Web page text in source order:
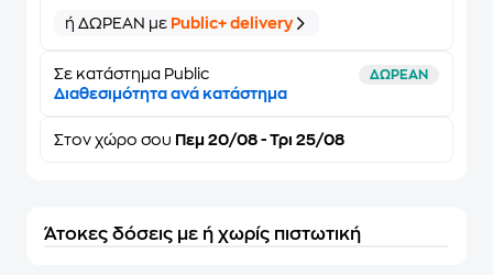
ή ΔΩΡΕΑΝ με Public+ delivery
Σε κατάστημα Public ΔΩΡΕΑΝ
Διαθεσιμότητα ανά κατάστημα
Στον χώρο σου Πεμ 20/08 - Τρι 25/08
Άτοκες δόσεις με ή χωρίς πιστωτική